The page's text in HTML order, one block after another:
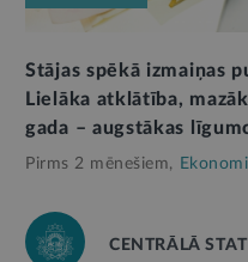
Stājas spēkā izmaiņas
Lielāka atklātība,
gada – augstākas
Pirms 2 mēnešiem,
CENTRĀLĀ